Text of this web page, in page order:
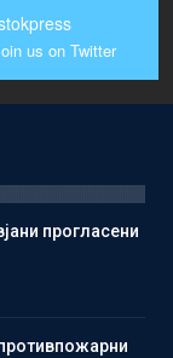
us on Twitter
прогласени